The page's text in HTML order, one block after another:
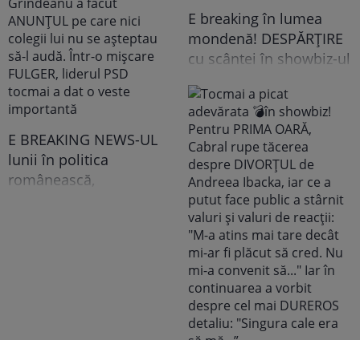
E BREAKING NEWS-UL
lunii în politica
românească,
E breaking în lumea
mondenă! DESPĂRȚIRE
cu scântei în showbiz-ul
noastră vedetă a
recunoscut TOT, dar
tooot: „Mă abțin să nu-i
scriu. Am făcut
scandal!” Ce s-a
întâmplat e...